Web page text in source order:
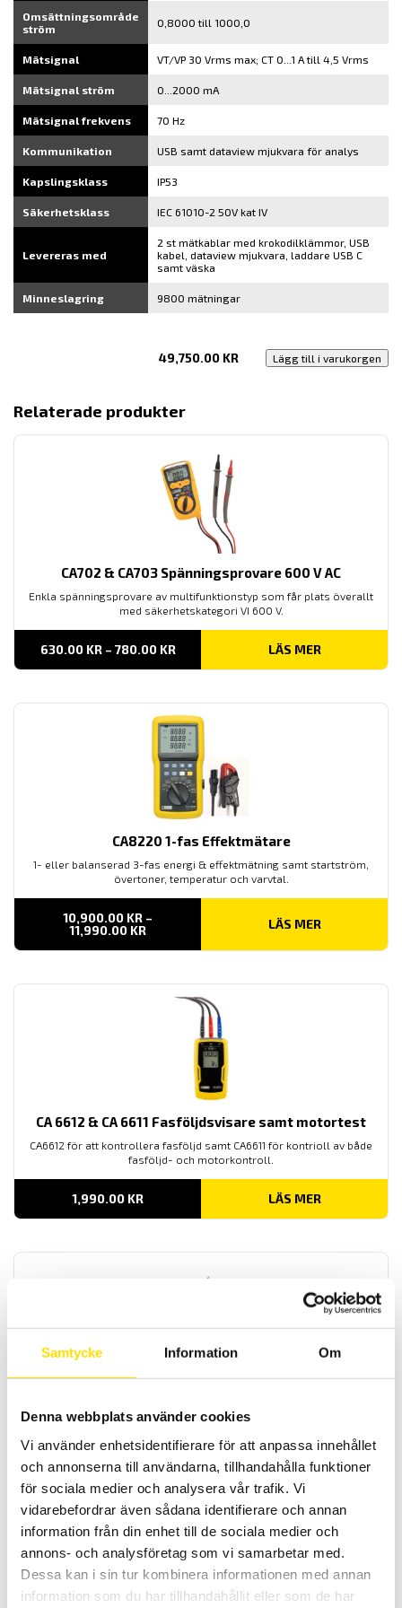
Samtycke Information Om
Denna webbplats använder cookies
Vi använder enhetsidentifierare för att anpassa innehållet
och annonserna till användarna, tillhandahålla funktioner
för sociala medier och analysera vår trafik. Vi
vidarebefordrar även sådana identifierare och annan
information från din enhet till de sociala medier och
annons- och analysföretag som vi samarbetar med.
Dessa kan i sin tur kombinera informationen med annan
information som du har tillhandahållit eller som de har
Omsättningsområde
ström
0,8000 till 1000,0
Mätsignal VT/VP 30 Vrms max; CT 0...1 A till 4,5 Vrms
Mätsignal ström 0...2000 mA
Mätsignal frekvens 70 Hz
Kommunikation USB samt dataview mjukvara för analys
Kapslingsklass IP53
Säkerhetsklass IEC 61010-2 50V kat IV
Levereras med
2 st mätkablar med krokodilklämmor, USB
kabel, dataview mjukvara, laddare USB C
samt väska
Minneslagring 9800 mätningar
49,750.00 KR Lägg till i varukorgen
Relaterade produkter
CA702 & CA703 Spänningsprovare 600 V AC
Enkla spänningsprovare av multifunktionstyp som får plats överallt
med säkerhetskategori VI 600 V.
630.00 KR – 780.00 KRPRISINTERVALL:
TILL
LÄS MER
CA8220 1-fas Effektmätare
1- eller balanserad 3-fas energi & effektmätning samt startström,
övertoner, temperatur och varvtal.
10,900.00 KR –
11,990.00 KRPRISINTERVALL:
TILL
LÄS MER
CA 6612 & CA 6611 Fasföljdsvisare samt motortest
CA6612 för att kontrollera fasföljd samt CA6611 för kontrioll av både
fasföljd- och motorkontroll.
1,990.00 KR LÄS MER
Kelvinprober samt krokodiler och klämmor för mätning av små
resistanser med 4-trådsmetoden för användning med micro-
ohmmeter.
960.00 4,950.00
PRISINTERVALL:
960.00 KR
TILL
4,950.00 KR
LÄS MER